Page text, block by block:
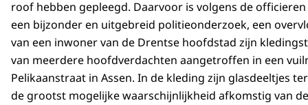
roof hebben gepleegd. Daarvoor is volgens de
een bijzonder en uitgebreid politieonderzoek, een
van een inwoner van de Drentse hoofdstad zijn
van meerdere hoofdverdachten aangetroffen in een
Pelikaanstraat in Assen. In de kleding zijn glasdeeltjes
de grootst mogelijke waarschijnlijkheid afkomstig van